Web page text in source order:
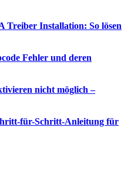
Treiber Installation: So lösen
Fehler und deren
nicht möglich –
für-Schritt-Anleitung für